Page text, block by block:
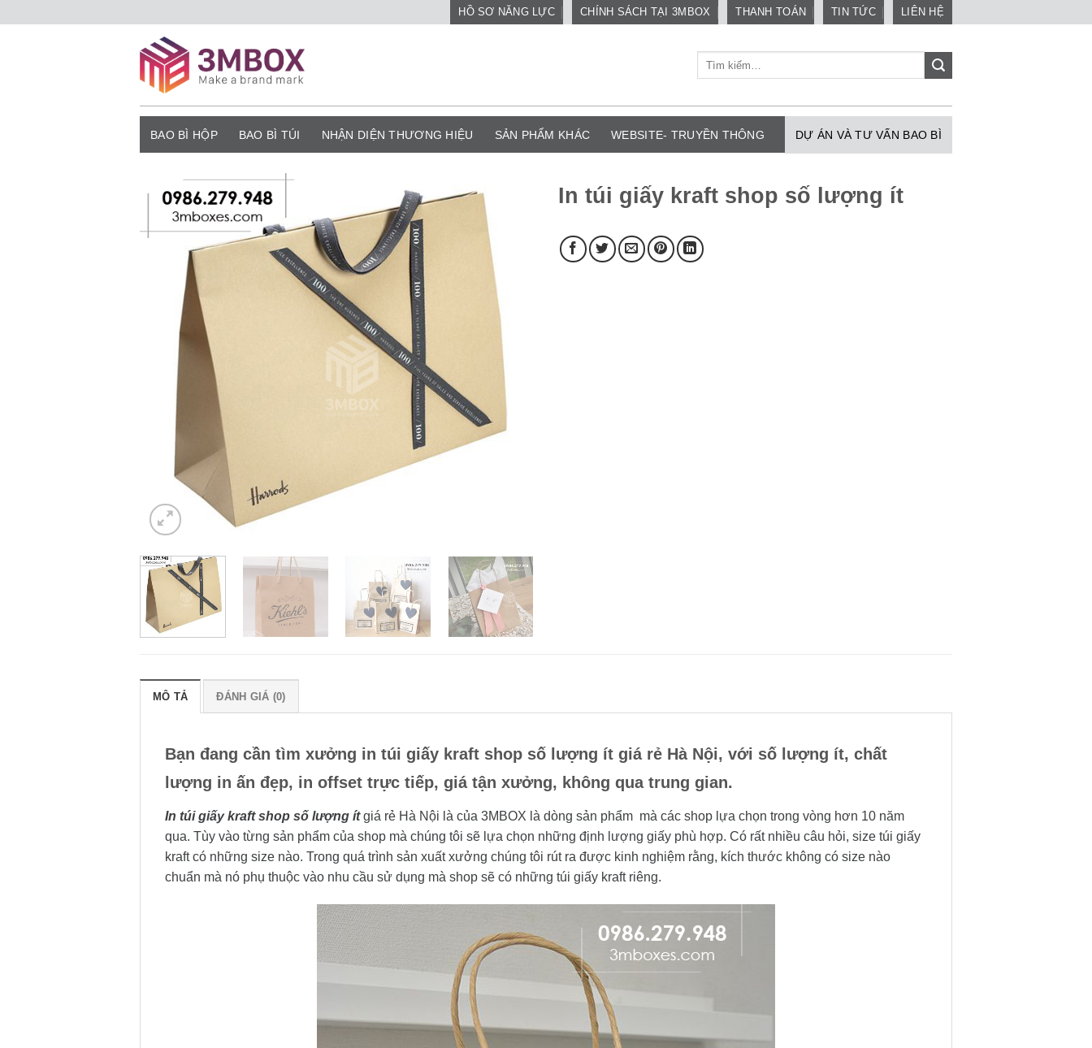
HỒ SƠ NĂNG LỰC CHÍNH SÁCH TẠI 3MBOX THANH TOÁN TIN TỨC LIÊN HỆ
BAO BÌ HỘP BAO BÌ TÚI NHẬN DIỆN THƯƠNG HIỆU SẢN PHẨM KHÁC WEBSITE- TRUYỀN THÔNG DỰ ÁN VÀ TƯ VẤN BAO BÌ
In túi giấy kraft shop số lượng ít
MÔ TẢ ĐÁNH GIÁ (0)
Bạn đang cần tìm xưởng in túi giấy kraft shop số lượng ít giá rẻ Hà Nội, với số lượng ít, chất
lượng in ấn đẹp, in offset trực tiếp, giá tận xưởng, không qua trung gian.
In túi giấy kraft shop số lượng ítgiá rẻ Hà Nội là của 3MBOX là dòng sản phẩm mà các shop lựa chọn trong vòng hơn 10 năm
qua. Tùy vào từng sản phẩm của shop mà chúng tôi sẽ lựa chọn những định lượng giấy phù hợp. Có rất nhiều câu hỏi, size túi giấy
kraft có những size nào. Trong quá trình sản xuất xưởng chúng tôi rút ra được kinh nghiệm rằng, kích thước không có size nào
chuẩn mà nó phụ thuộc vào nhu cầu sử dụng mà shop sẽ có những túi giấy kraft riêng.